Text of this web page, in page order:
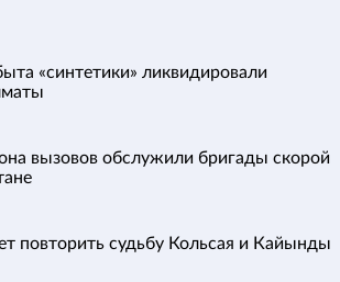
«синтетики» ликвидировали
вызовов обслужили бригады скорой
повторить судьбу Кольсая и Кайынды